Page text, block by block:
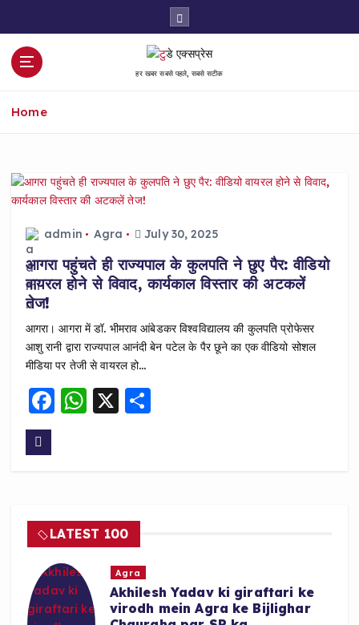
हर खबर सबसे पहले, सबसे सटीक
Home
admin Agra July 30, 2025
आगरा पहुंचते ही राज्यपाल के कुलपति ने छुए पैर: वीडियो
वायरल होने से विवाद, कार्यकाल विस्तार की अटकलें
तेज!
आगरा। आगरा में डॉ. भीमराव आंबेडकर विश्वविद्यालय की कुलपति प्रोफेसर
आशु रानी द्वारा राज्यपाल आनंदी बेन पटेल के पैर छूने का एक वीडियो सोशल
मीडिया पर तेजी से वायरल हो…
F
o
o
k
W
p
p
X S
LATEST 100
Agra
Akhilesh Yadav ki giraftari ke
virodh mein Agra ke Bijlighar